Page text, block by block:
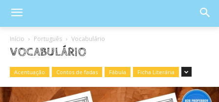
Início Português Vocabulário
VOCABULÁRIO
Acentuação Contos de fadas Fábula Ficha Literária